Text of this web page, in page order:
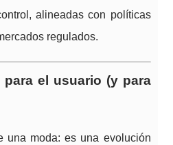
alineadas con políticas
regulados.
el usuario (y para
una moda: es una evolución